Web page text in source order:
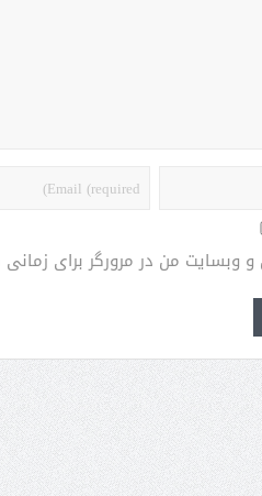
و وبسایت من در مرورگر برای